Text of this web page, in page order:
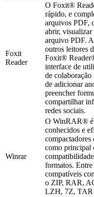
Foxit
Reader
O Foxit®
rápido, e
arquivos PDF,
abrir,
arquivo PDF.
outros leitores
Foxit®
interface de
de colaboração
de adicionar
preencher
compartilhar
redes sociais.
Winrar
O WinRAR® é
conhecidos e
como principal
formatos.
compatíveis
o ZIP, RAR,
LZH, 7Z, TAR